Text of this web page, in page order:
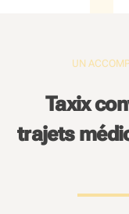
UN
Taxix
trajets